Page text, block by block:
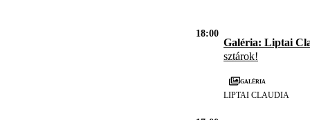
18:00
Galéria: Liptai
sztárok!
Galéria
LIPTAI CLAUDIA